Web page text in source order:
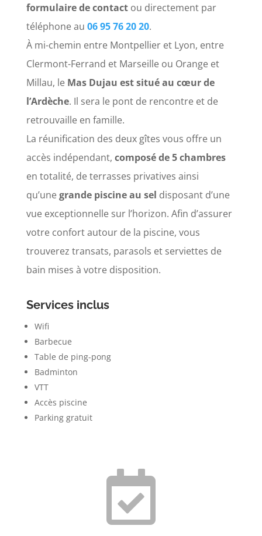
formulaire de contactou directement par
téléphone au 06 95 76 20 20.
À mi-chemin entre Montpellier et Lyon, entre
Clermont-Ferrand et Marseille ou Orange et
Millau, le Mas Dujau est situé au cœur de
l’Ardèche. Il sera le pont de rencontre et de
retrouvaille en famille.
La réunification des deux gîtes vous offre un
accès indépendant, composé de 5 chambres
en totalité, de terrasses privatives ainsi
qu’unegrande piscine au sel disposant d’une
vue exceptionnelle sur l’horizon. Afin d’assurer
votre confort autour de la piscine, vous
trouverez transats, parasols et serviettes de
bain mises à votre disposition.
Services inclus
Wifi
Barbecue
Table de ping-pong
Badminton
VTT
Accès piscine
Parking gratuit
